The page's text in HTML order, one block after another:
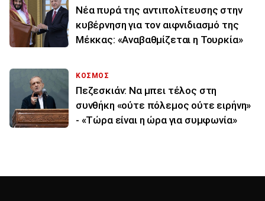
Νέα πυρά της αντιπολίτευσης στην
κυβέρνηση για τον αιφνιδιασμό της
Μέκκας: «Αναβαθμίζεται η Τουρκία»
ΚΟΣΜΟΣ
Πεζεσκιάν: Να μπει τέλος στη
συνθήκη «ούτε πόλεμος ούτε ειρήνη»
- «Τώρα είναι η ώρα για συμφωνία»